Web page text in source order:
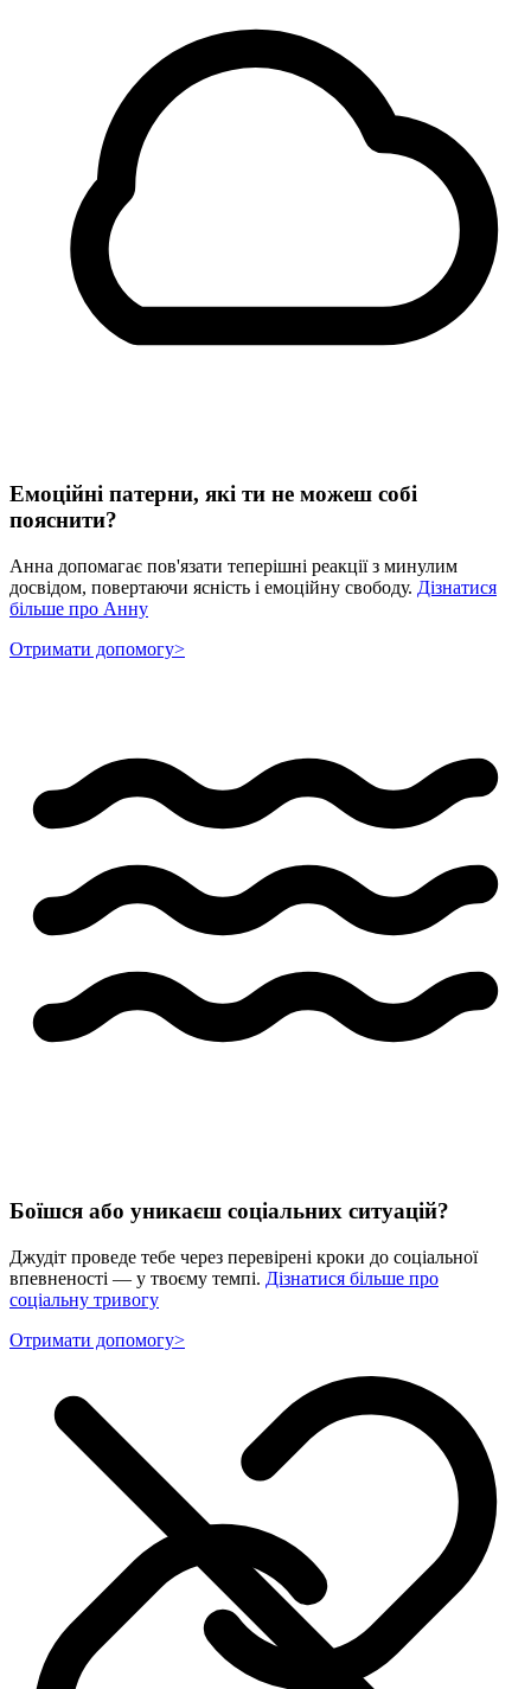
Емоційні патерни, які ти не можеш собі
пояснити?
Анна допомагає пов'язати теперішні реакції з минулим
досвідом, повертаючи ясність і емоційну свободу. Дізнатися
більше про Анну
Отримати допомогу>
Боїшся або уникаєш соціальних ситуацій?
Джудіт проведе тебе через перевірені кроки до соціальної
впевненості — у твоєму темпі. Дізнатися більше про
соціальну тривогу
Отримати допомогу>